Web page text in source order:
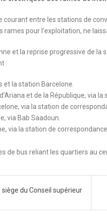
entre les stations de
pour l’exploitation, ne
et la reprise progressive de la
:
et la station Barcelone.
et de la République, via
via la station de
via Bab Saadoun.
via la station de
de bus reliant les quartiers au
du Conseil supérieur